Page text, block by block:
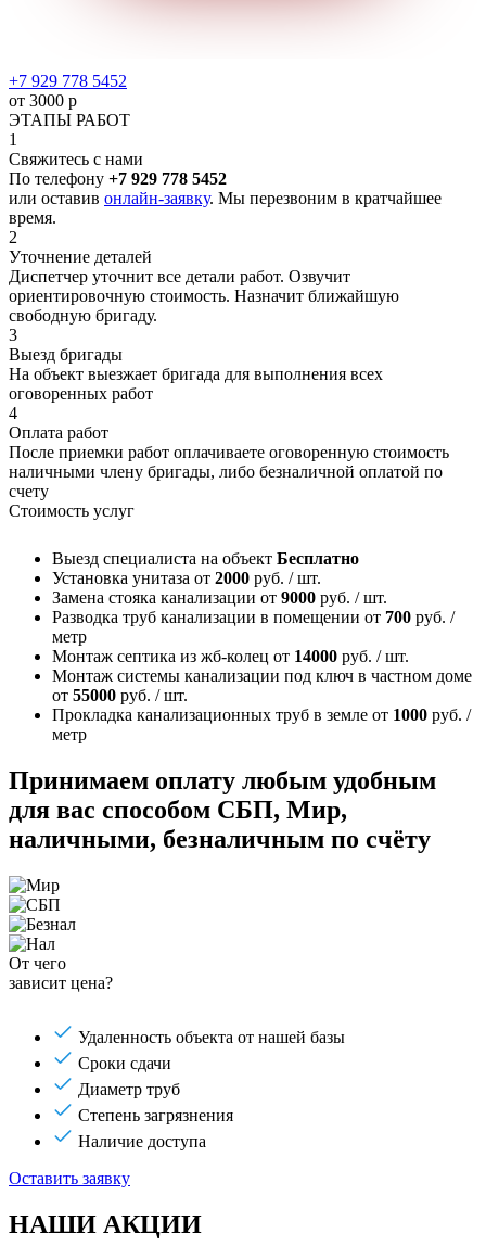
+7 929 778 5452
от 3000 р
ЭТАПЫ РАБОТ
1
Свяжитесь с нами
По телефону +7 929 778 5452
или оставив онлайн-заявку. Мы перезвоним в кратчайшее
время.
2
Уточнение деталей
Диспетчер уточнит все детали работ. Озвучит
ориентировочную стоимость. Назначит ближайшую
свободную бригаду.
3
Выезд бригады
На объект выезжает бригада для выполнения всех
оговоренных работ
4
Оплата работ
После приемки работ оплачиваете оговоренную стоимость
наличными члену бригады, либо безналичной оплатой по
счету
Стоимость услуг
Выезд специалиста на объект Бесплатно
Установка унитаза от 2000 руб. / шт.
Замена стояка канализации от 9000 руб. / шт.
Разводка труб канализации в помещении от 700 руб. /
метр
Монтаж септика из жб-колец от 14000 руб. / шт.
Монтаж системы канализации под ключ в частном доме
от 55000 руб. / шт.
Прокладка канализационных труб в земле от 1000 руб. /
метр
Принимаем оплату любым удобным
для вас способом СБП, Мир,
наличными, безналичным по счёту
От чего
зависит цена?
Удаленность объекта от нашей базы
Сроки сдачи
Диаметр труб
Степень загрязнения
Наличие доступа
Оставить заявку
НАШИ АКЦИИ